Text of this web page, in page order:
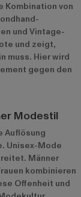
Kombination von
und Vintage-
und zeigt,
muss. Hier wird
gegen den
Modestil
Auflösung
Unisex-Mode
Männer
kombinieren
Offenheit und